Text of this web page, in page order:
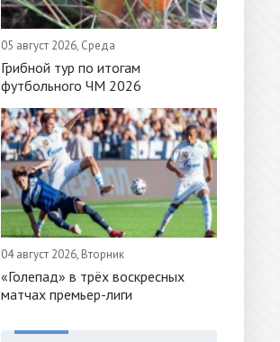
05 август 2026, Среда
Грибной тур по итогам
футбольного ЧМ 2026
04 август 2026, Вторник
«Голепад» в трёх воскресных
матчах премьер-лиги